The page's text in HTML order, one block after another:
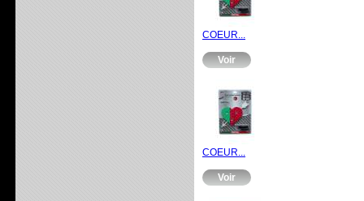
COEUR...
Voir
COEUR...
Voir